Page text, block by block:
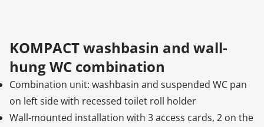
KOMPACT washbasin and wall-
hung WC combination
Combination unit: washbasin and suspended WC pan
on left side with recessed toilet roll holder
Wall-mounted installation with 3 access cards, 2 on the